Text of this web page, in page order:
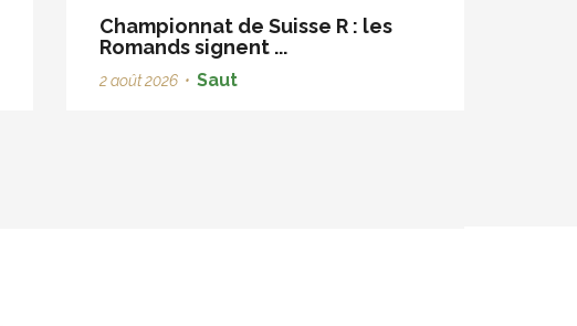
Championnat de Suisse R : les
Romands signent ...
2 août 2026 • Saut